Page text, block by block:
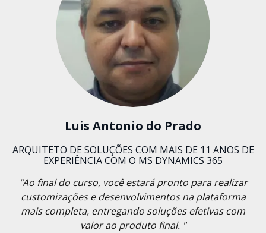
Luis Antonio do Prado
ARQUITETO DE SOLUÇÕES COM MAIS DE 11 ANOS DE
EXPERIÊNCIA COM O MS DYNAMICS 365
"Ao final do curso, você estará pronto para realizar
customizações e desenvolvimentos na plataforma
mais completa, entregando soluções efetivas com
valor ao produto final. "